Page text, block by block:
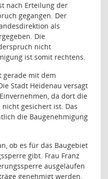
nach Erteilung der
gegangen. Der
als
Die
nicht
ist somit rechtens.
gerade mit dem
Stadt Heidenau versagt
da dort die
gesichert ist. Das
die Baugenehmigung
ob es für das Baugebiet
gibt. Frau Franz
ausgelaufen
genehmigt werden.